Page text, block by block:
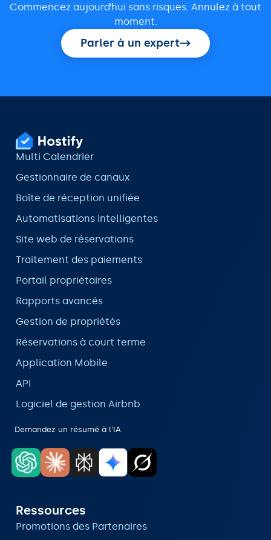
Commencez aujourd’hui sans risques. Annulez à tout
moment.
Parler à un expert
Multi Calendrier
Gestionnaire de canaux
Boîte de réception unifiée
Automatisations intelligentes
Site web de réservations
Traitement des paiements
Portail propriétaires
Rapports avancés
Gestion de propriétés
Réservations à court terme
Application Mobile
API
Logiciel de gestion Airbnb
Demandez un résumé à l'IA
Ressources
Promotions des Partenaires